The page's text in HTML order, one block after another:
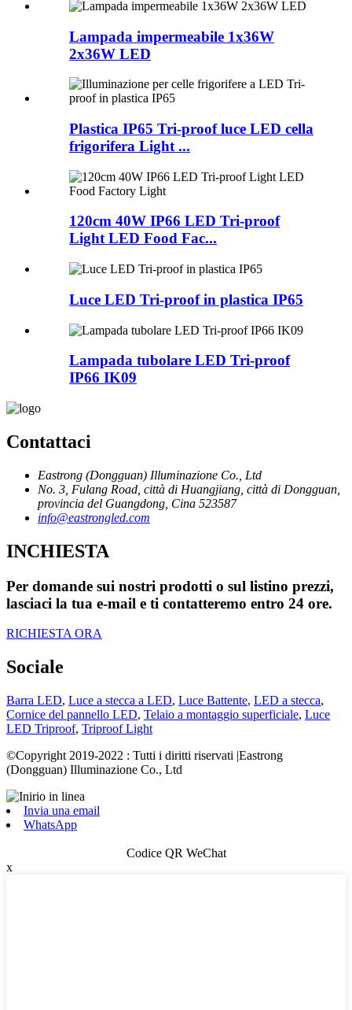
Lampada impermeabile 1x36W
2x36W LED
Plastica IP65 Tri-proof luce LED cella
frigorifera Light ...
120cm 40W IP66 LED Tri-proof
Light LED Food Fac...
Luce LED Tri-proof in plastica IP65
Lampada tubolare LED Tri-proof
IP66 IK09
Contattaci
Eastrong (Dongguan) Illuminazione Co., Ltd
No. 3, Fulang Road, città di Huangjiang, città di Dongguan,
provincia del Guangdong, Cina 523587
info@eastrongled.com
INCHIESTA
Per domande sui nostri prodotti o sul listino prezzi,
lasciaci la tua e-mail e ti contatteremo entro 24 ore.
RICHIESTA ORA
Sociale
Barra LED, Luce a stecca a LED, Luce Battente, LED a stecca,
Cornice del pannello LED, Telaio a montaggio superficiale, Luce
LED Triproof, Triproof Light
©Copyright 2019-2022 : Tutti i diritti riservati |Eastrong
(Dongguan) Illuminazione Co., Ltd
Invia una email
WhatsApp
Codice QR WeChat
x